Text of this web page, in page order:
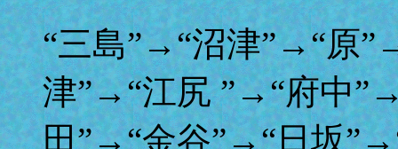
“三島”→“沼津”→“原
津”→“江尻 ”→“府中
田”→“金谷”→“日坂